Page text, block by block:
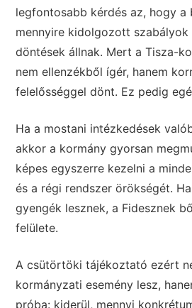
legfontosabb kérdés az, hogy a
mennyire kidolgozott szabályok
döntések állnak. Mert a Tisza-
nem ellenzékből ígér, hanem
felelősséggel dönt. Ez pedig
Ha a mostani intézkedések
akkor a kormány gyorsan
képes egyszerre kezelni a
és a régi rendszer örökségét.
gyengék lesznek, a Fidesznek
felülete.
A csütörtöki tájékoztató ezért
kormányzati esemény lesz,
próba: kiderül, mennyi